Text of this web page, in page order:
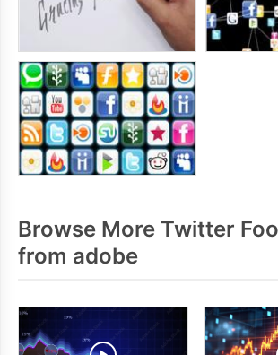
Browse More Twitter
from adobe